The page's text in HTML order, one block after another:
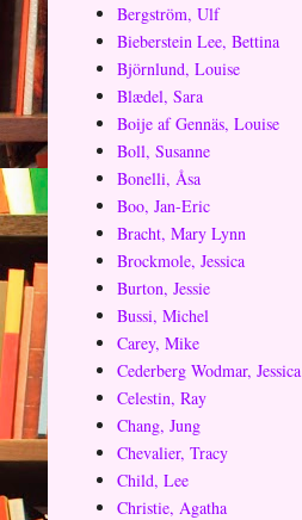
Bergström, Ulf
Bieberstein Lee, Bettina
Björnlund, Louise
Blædel, Sara
Boije af Gennäs, Louise
Boll, Susanne
Bonelli, Åsa
Boo, Jan-Eric
Bracht, Mary Lynn
Brockmole, Jessica
Burton, Jessie
Bussi, Michel
Carey, Mike
Cederberg Wodmar, Jessica
Celestin, Ray
Chang, Jung
Chevalier, Tracy
Child, Lee
Christie, Agatha